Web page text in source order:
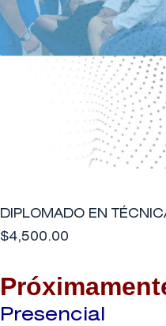
DIPLOMADO EN
$4,500.00
Presencial